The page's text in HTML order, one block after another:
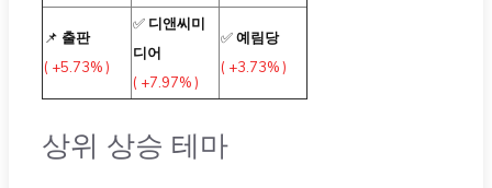
📌 출판
( +5.73% )
✅ 디앤씨미
디어
( +7.97% )
✅예림당
( +3.73% )
상위 상승 테마